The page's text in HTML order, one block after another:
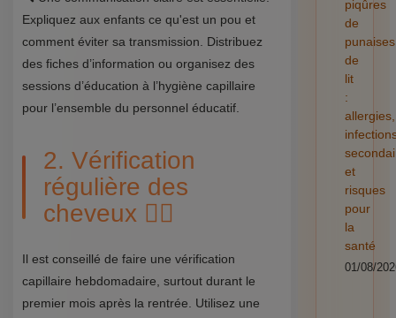
Expliquez aux enfants ce qu'est un pou et
comment éviter sa transmission. Distribuez
des fiches d’information ou organisez des
sessions d’éducation à l’hygiène capillaire
pour l’ensemble du personnel éducatif.
2. Vérification
régulière des
cheveux 🕵️‍♂️
Il est conseillé de faire une vérification
capillaire hebdomadaire, surtout durant le
premier mois après la rentrée. Utilisez une
piqûres
de
punaises
de
lit
:
allergies,
et
risques
pour
la
santé
01/08/